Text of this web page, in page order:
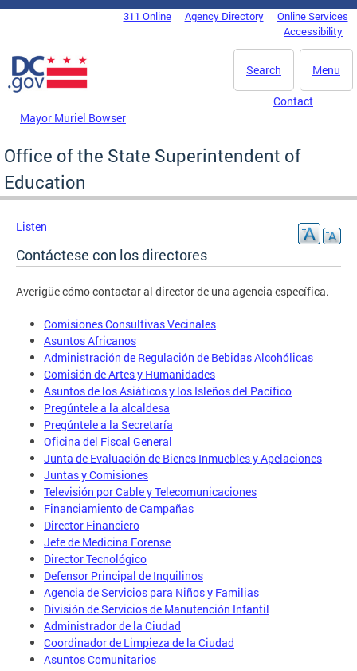
Skip to main content
DC Agency Top Menu311 Online Agency Directory
Online Services
Accessibility
Menu
Search
Mayor Muriel Bowser
Contact
Office of the State Superintendent of
Education
Listen
Contáctese con los directores
Averigüe cómo contactar al director de una agencia específica.
Comisiones Consultivas Vecinales
Asuntos Africanos
Administración de Regulación de Bebidas Alcohólicas
Comisión de Artes y Humanidades
Asuntos de los Asiáticos y los Isleños del Pacífico
Pregúntele a la alcaldesa
Pregúntele a la Secretaría
Oficina del Fiscal General
Junta de Evaluación de Bienes Inmuebles y Apelaciones
Juntas y Comisiones
Televisión por Cable y Telecomunicaciones
Financiamiento de Campañas
Director Financiero
Jefe de Medicina Forense
Director Tecnológico
Defensor Principal de Inquilinos
Agencia de Servicios para Niños y Familias
División de Servicios de Manutención Infantil
Administrador de la Ciudad
Coordinador de Limpieza de la Ciudad
Asuntos Comunitarios